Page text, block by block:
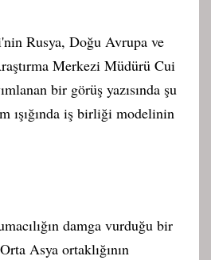
Rusya, Doğu Avrupa ve
Merkezi Müdürü Cui
bir görüş yazısında şu
ışığında iş birliği modelinin
damga vurduğu bir
Asya ortaklığının